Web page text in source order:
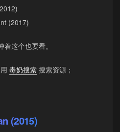
(2017)
这个也要看。
毒奶搜索 搜索资源；
(2015)